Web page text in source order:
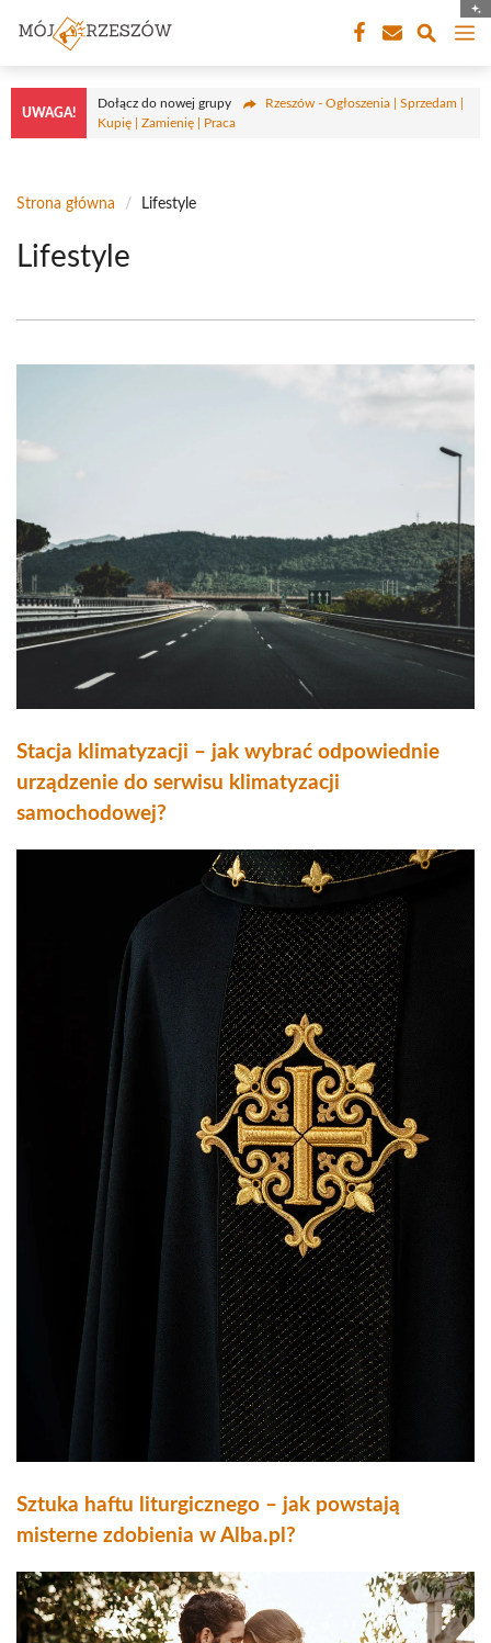
treści
UWAGA!
Dołącz do nowej grupy
Rzeszów - Ogłoszenia | Sprzedam |
Kupię | Zamienię | Praca
Strona główna / Lifestyle
Lifestyle
Stacja klimatyzacji – jak wybrać odpowiednie
urządzenie do serwisu klimatyzacji
samochodowej?
Sztuka haftu liturgicznego – jak powstają
misterne zdobienia w Alba.pl?